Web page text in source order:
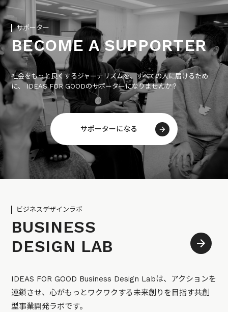
サポーター
BECOME A SUPPORTER
社会をもっと良くするジャーナリズムを、すべての人に届けるため
に、 IDEAS FOR GOODのサポーターになりませんか？
サポーターになる
ビジネスデザインラボ
BUSINESS
DESIGN LAB
IDEAS FOR GOOD Business Design Labは、アクションを
連鎖させ、心がもっとワクワクする未来創りを目指す共創
型事業開発ラボです。